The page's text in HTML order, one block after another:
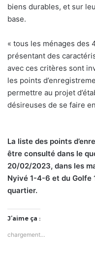
biens durables, et sur
base.
« tous les ménages des
présentant des
avec ces critères sont
les points
permettre au projet
désireuses de se faire
La liste des points
être consulté dans le
20/02/2023, dans les
Nyivé 1-4-6 et du
quartier.
J’aime ça :
chargement…